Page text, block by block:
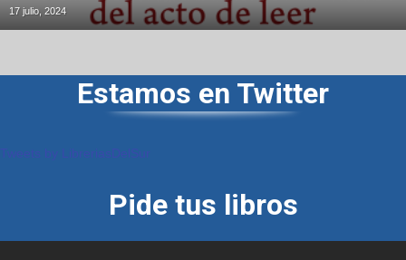
17 julio, 2024
Estamos en Twitter
Pide tus libros